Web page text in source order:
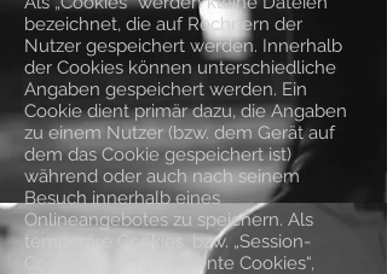
bezeichnet, die auf Rechnern der
Nutzer gespeichert werden. Innerhalb
der Cookies können unterschiedliche
Angaben gespeichert werden. Ein
Cookie dient primär dazu, die Angaben
zu einem Nutzer (bzw. dem Gerät auf
dem das Cookie gespeichert ist)
während oder auch nach seinem
Besuch innerhalb eines
Onlineangebotes zu speichern. Als
temporäre Cookies, bzw. „Session-
Cookies“ oder „transiente Cookies“,